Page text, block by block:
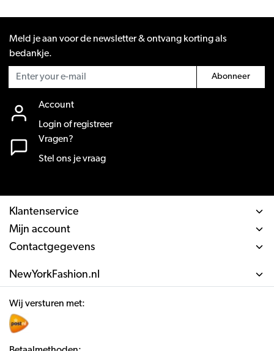
Meld je aan voor de newsletter & ontvang korting als
bedankje.
Abonneer
Account
Login of registreer
Vragen?
Stel ons je vraag
Klantenservice
Mijn account
Contactgegevens
NewYorkFashion.nl
Wij versturen met: